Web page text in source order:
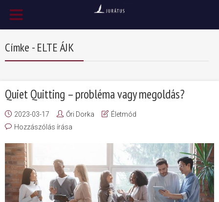
Címke - ELTE ÁJK
Quiet Quitting – probléma vagy megoldás?
2023-03-17 Őri Dorka
Életmód
Hozzászólás írása